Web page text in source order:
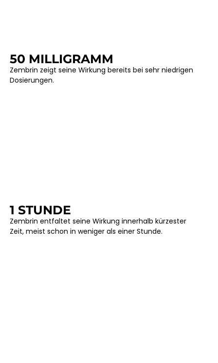
50 MILLIGRAMM
Zembrin zeigt seine Wirkung bereits bei sehr niedrigen
Dosierungen.
1 STUNDE
Zembrin entfaltet seine Wirkung innerhalb kürzester
Zeit, meist schon in weniger als einer Stunde.